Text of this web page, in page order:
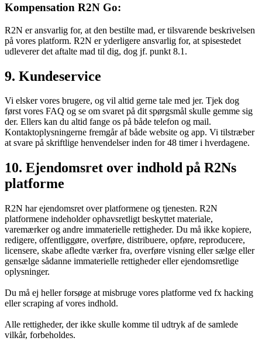
Kompensation R2N Go:
R2N er ansvarlig for, at den bestilte mad, er tilsvarende beskrivelsen
på vores platform. R2N er yderligere ansvarlig for, at spisestedet
udleverer det aftalte mad til dig, dog jf. punkt 8.1.
9. Kundeservice
Vi elsker vores brugere, og vil altid gerne tale med jer. Tjek dog
først vores FAQ og se om svaret på dit spørgsmål skulle gemme sig
der. Ellers kan du altid fange os på både telefon og mail.
Kontaktoplysningerne fremgår af både website og app. Vi tilstræber
at svare på skriftlige henvendelser inden for 48 timer i hverdagene.
10. Ejendomsret over indhold på R2Ns
platforme
R2N har ejendomsret over platformene og tjenesten. R2N
platformene indeholder ophavsretligt beskyttet materiale,
varemærker og andre immaterielle rettigheder. Du må ikke kopiere,
redigere, offentliggøre, overføre, distribuere, opføre, reproducere,
licensere, skabe afledte værker fra, overføre visning eller sælge eller
gensælge sådanne immaterielle rettigheder eller ejendomsretlige
oplysninger.
Du må ej heller forsøge at misbruge vores platforme ved fx hacking
eller scraping af vores indhold.
Alle rettigheder, der ikke skulle komme til udtryk af de samlede
vilkår, forbeholdes.